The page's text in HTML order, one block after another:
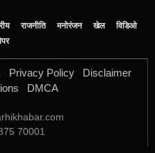
राजनीति मनोरंजन खेल
विडिओ
Privacy Policy
Disclaimer
DMCA
70001